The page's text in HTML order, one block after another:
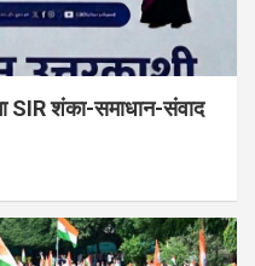
SIR शंका-समाधान-संवाद